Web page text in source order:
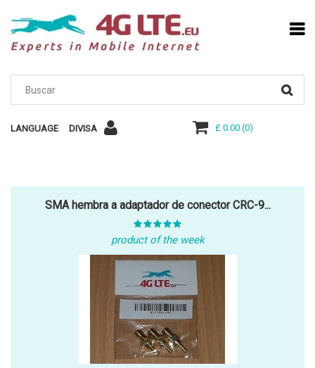
LANGUAGE DIVISA £ 0.00(0)
SMA hembra a adaptador de conector CRC-9...
product of the week